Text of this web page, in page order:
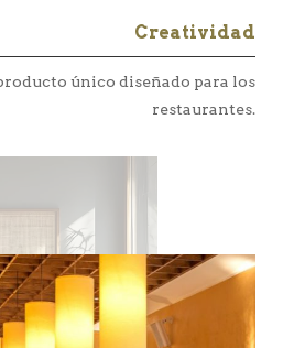
Creatividad
único diseñado para los
restaurantes.